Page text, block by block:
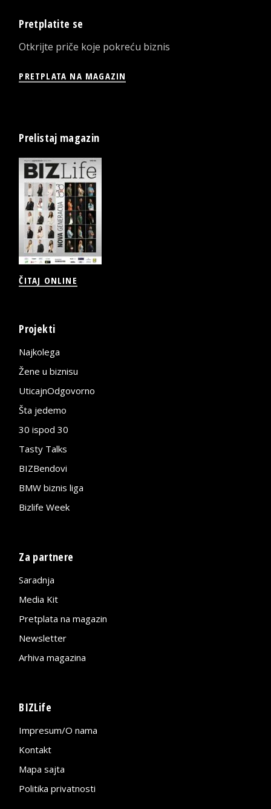
Pretplatite se
Otkrijte priče koje pokreću biznis
PRETPLATA NA MAGAZIN
Prelistaj magazin
ČITAJ ONLINE
Projekti
Najkolega
Žene u biznisu
UticajnOdgovorno
Šta jedemo
30 ispod 30
Tasty Talks
BIZBendovi
BMW biznis liga
Bizlife Week
Za partnere
Saradnja
Media Kit
Pretplata na magazin
Newsletter
Arhiva magazina
BIZLife
Impresum/O nama
Kontakt
Mapa sajta
Politika privatnosti